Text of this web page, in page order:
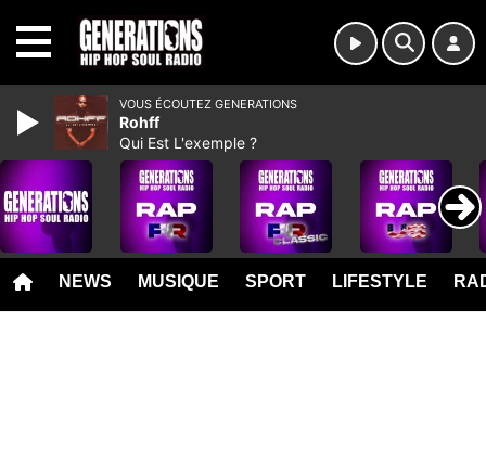
NEWS MUSIQUE SPORT LIFESTYLE
VOUS ÉCOUTEZ GENERATIONS
Rohff
Qui Est L'exemple ?